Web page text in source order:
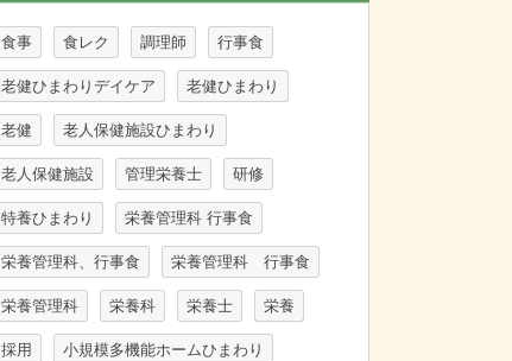
食事 食レク 調理師 行事食
老健ひまわりデイケア 老健ひまわり
老健 老人保健施設ひまわり
老人保健施設 管理栄養士 研修
特養ひまわり 栄養管理科 行事食
栄養管理科、行事食 栄養管理科 行事食
栄養管理科 栄養科 栄養士 栄養
採用 小規模多機能ホームひまわり